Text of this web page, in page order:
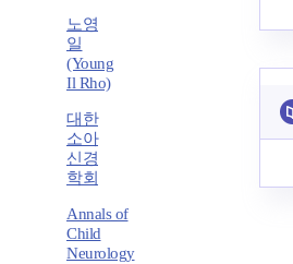
노영
일
(Young
Il Rho)
대한
소아
신경
학회
Annals of
Child
Neurology